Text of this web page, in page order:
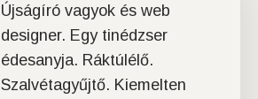
Újságíró vagyok és web
designer. Egy tinédzser
édesanyja. Ráktúlélő.
Szalvétagyűjtő. Kiemelten